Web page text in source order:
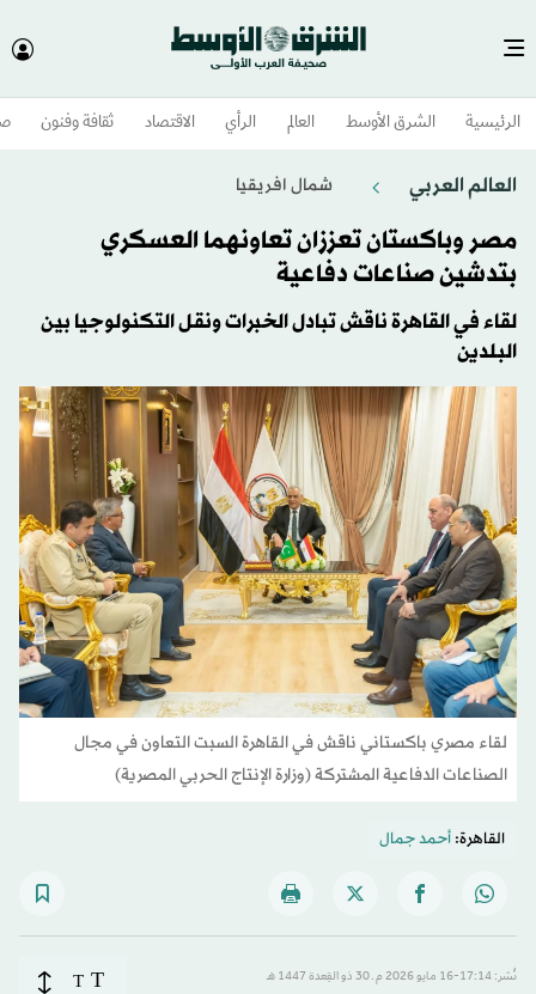
الرئيسية الشرق الأوسط​ العالم الرأي الاقتصاد ثقافة وفنون
العالم العربي شمال افريقيا
مصر وباكستان تعززان تعاونهما العسكري
بتدشين صناعات دفاعية
لقاء في القاهرة ناقش تبادل الخبرات ونقل التكنولوجيا بين
البلدين
لقاء مصري باكستاني ناقش في القاهرة السبت التعاون في مجال
الصناعات الدفاعية المشتركة (وزارة الإنتاج الحربي المصرية)
القاهرة:أحمد جمال
نُشر: 17:14-16 مايو 2026 م ـ 30 ذو القِعدة 1447 هـ T
T